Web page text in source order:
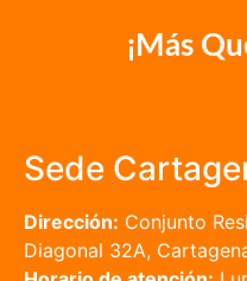
¡Más
Sede
Dirección: Conjunto
Diagonal 32A,